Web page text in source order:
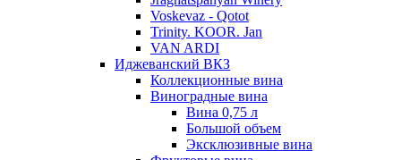
Voskevaz - Qotot
Trinity. KOOR. Jan
VAN ARDI
Иджеванский ВКЗ
Коллекционные вина
Виноградные вина
Вина 0,75 л
Большой объем
Эксклюзивные вина